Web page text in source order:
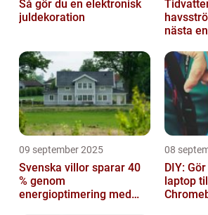
Så gör du en elektronisk
juldekoration
nästa
09 september 2025
Svenska villor sparar 40
% genom
energioptimering med
08
DIY:
laptop